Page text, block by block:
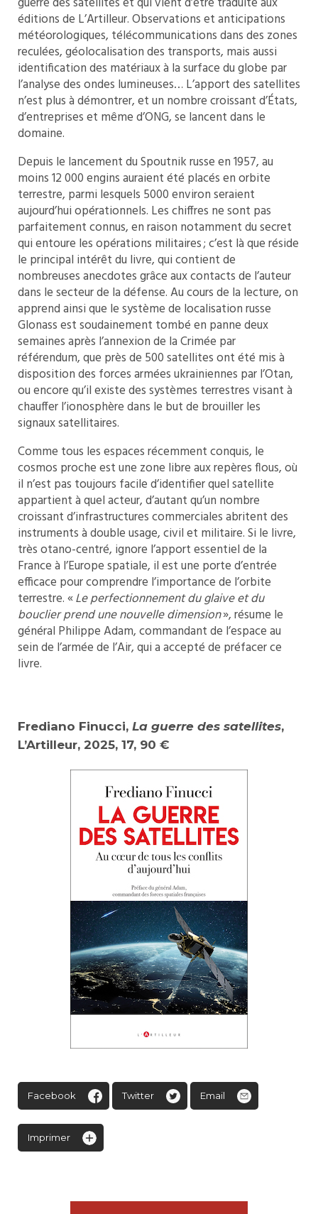
éditions de L’Artilleur. Observations et anticipations
météorologiques, télécommunications dans des zones
reculées, géolocalisation des transports, mais aussi
identification des matériaux à la surface du globe par
l’analyse des ondes lumineuses… L’apport des satellites
n’est plus à démontrer, et un nombre croissant d’États,
d’entreprises et même d’ONG, se lancent dans le
domaine.
Depuis le lancement du Spoutnik russe en 1957, au
moins 12 000 engins auraient été placés en orbite
terrestre, parmi lesquels 5000 environ seraient
aujourd’hui opérationnels. Les chiffres ne sont pas
parfaitement connus, en raison notamment du secret
qui entoure les opérations militaires ; c’est là que réside
le principal intérêt du livre, qui contient de
nombreuses anecdotes grâce aux contacts de l’auteur
dans le secteur de la défense. Au cours de la lecture, on
apprend ainsi que le système de localisation russe
Glonass est soudainement tombé en panne deux
semaines après l’annexion de la Crimée par
référendum, que près de 500 satellites ont été mis à
disposition des forces armées ukrainiennes par l’Otan,
ou encore qu’il existe des systèmes terrestres visant à
chauffer l’ionosphère dans le but de brouiller les
signaux satellitaires.
Comme tous les espaces récemment conquis, le
cosmos proche est une zone libre aux repères flous, où
il n’est pas toujours facile d’identifier quel satellite
appartient à quel acteur, d’autant qu’un nombre
croissant d’infrastructures commerciales abritent des
instruments à double usage, civil et militaire. Si le livre,
très otano-centré, ignore l’apport essentiel de la
France à l’Europe spatiale, il est une porte d’entrée
efficace pour comprendre l’importance de l’orbite
terrestre. «Le perfectionnement du glaive et du
bouclier prend une nouvelle dimension», résume le
général Philippe Adam, commandant de l’espace au
sein de l’armée de l’Air, qui a accepté de préfacer ce
livre.
Frediano Finucci, La guerre des satellites,
L’Artilleur, 2025, 17, 90 €
Facebook Twitter Email
Imprimer